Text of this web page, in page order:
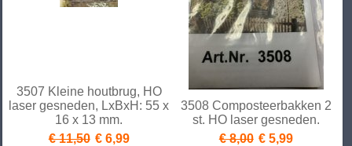
3507 Kleine houtbrug, HO
laser gesneden, LxBxH: 55 x
16 x 13 mm.
€ 11,50 € 6,99
3508 Composteerbakken 2
st. HO laser gesneden.
€ 8,00 € 5,99